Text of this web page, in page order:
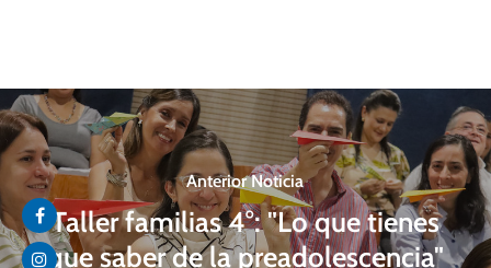
Anterior Noticia
Taller familias 4°: "Lo que tienes
que saber de la preadolescencia"